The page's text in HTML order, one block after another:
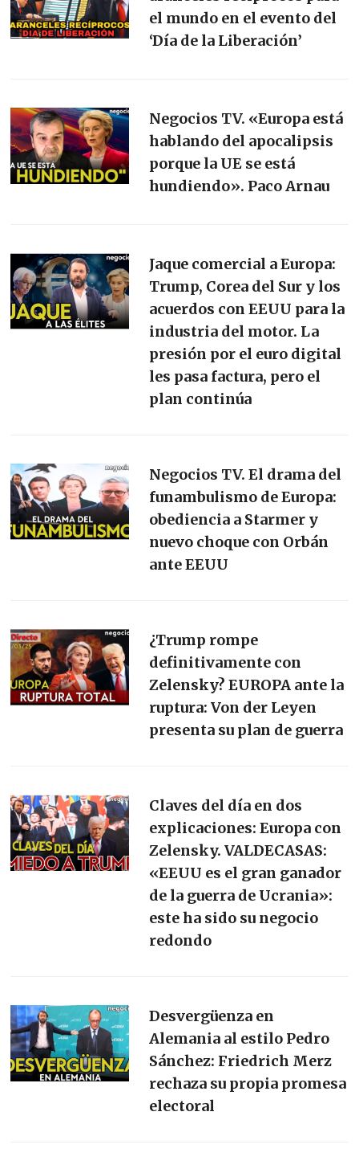
el mundo en el evento del
‘Día de la Liberación’
Negocios TV. «Europa está
hablando del apocalipsis
porque la UE se está
hundiendo». Paco Arnau
Jaque comercial a Europa:
Trump, Corea del Sur y los
acuerdos con EEUU para la
industria del motor. La
presión por el euro digital
les pasa factura, pero el
plan continúa
Negocios TV. El drama del
funambulismo de Europa:
obediencia a Starmer y
nuevo choque con Orbán
ante EEUU
¿Trump rompe
definitivamente con
Zelensky? EUROPA ante la
ruptura: Von der Leyen
presenta su plan de guerra
Claves del día en dos
explicaciones: Europa con
Zelensky. VALDECASAS:
«EEUU es el gran ganador
de la guerra de Ucrania»:
este ha sido su negocio
redondo
Desvergüenza en
Alemania al estilo Pedro
Sánchez: Friedrich Merz
rechaza su propia promesa
electoral